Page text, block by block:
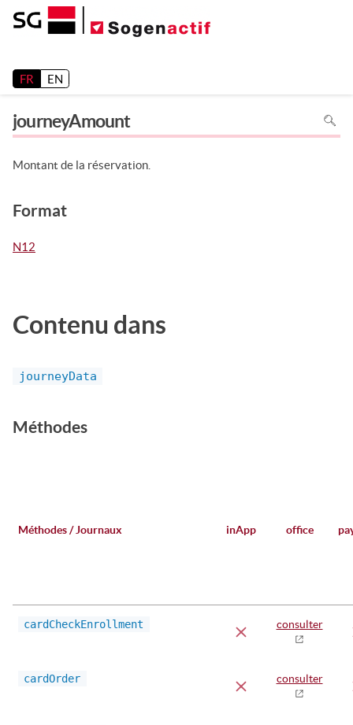
FR EN
journeyAmount
Pour
la
Montant de la réservation.
Format
N12
Contenu dans
journeyData
Méthodes
Méthodes / Journaux inApp office
cardCheckEnrollment consulter
cardOrder consulter